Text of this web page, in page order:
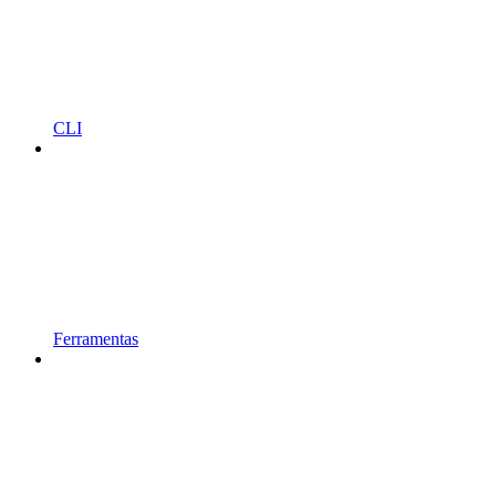
CLI
Ferramentas